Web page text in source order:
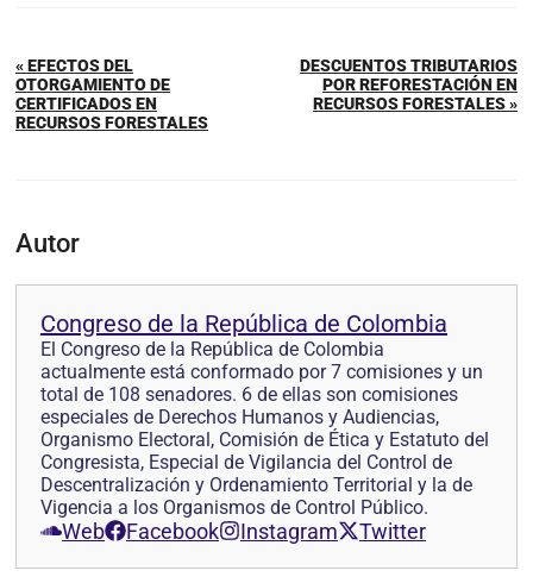
« EFECTOS DEL
OTORGAMIENTO DE
CERTIFICADOS EN
RECURSOS FORESTALES
DESCUENTOS TRIBUTARIOS
POR REFORESTACIÓN EN
RECURSOS FORESTALES »
Autor
Congreso de la República de Colombia
El Congreso de la República de Colombia
actualmente está conformado por 7 comisiones y un
total de 108 senadores. 6 de ellas son comisiones
especiales de Derechos Humanos y Audiencias,
Organismo Electoral, Comisión de Ética y Estatuto del
Congresista, Especial de Vigilancia del Control de
Descentralización y Ordenamiento Territorial y la de
Vigencia a los Organismos de Control Público.
Web Facebook Instagram Twitter